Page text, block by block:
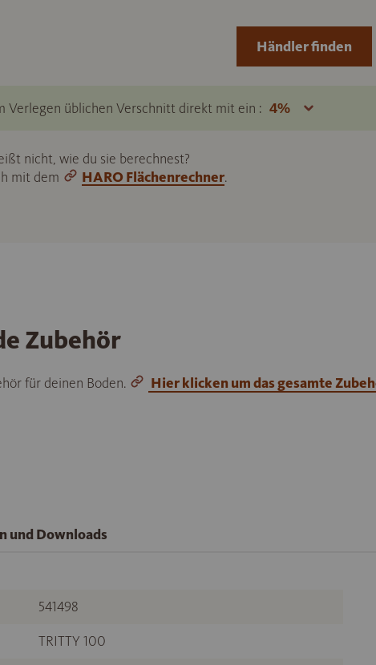
Verlegen üblichen Verschnitt direkt mit ein :
nicht, wie du sie berechnest?
mit dem
HARO Flächenrechner.
Händler finden
Zubehör
für deinen Boden. Hier klicken um das gesamte
und Downloads
541498
TRITTY 100